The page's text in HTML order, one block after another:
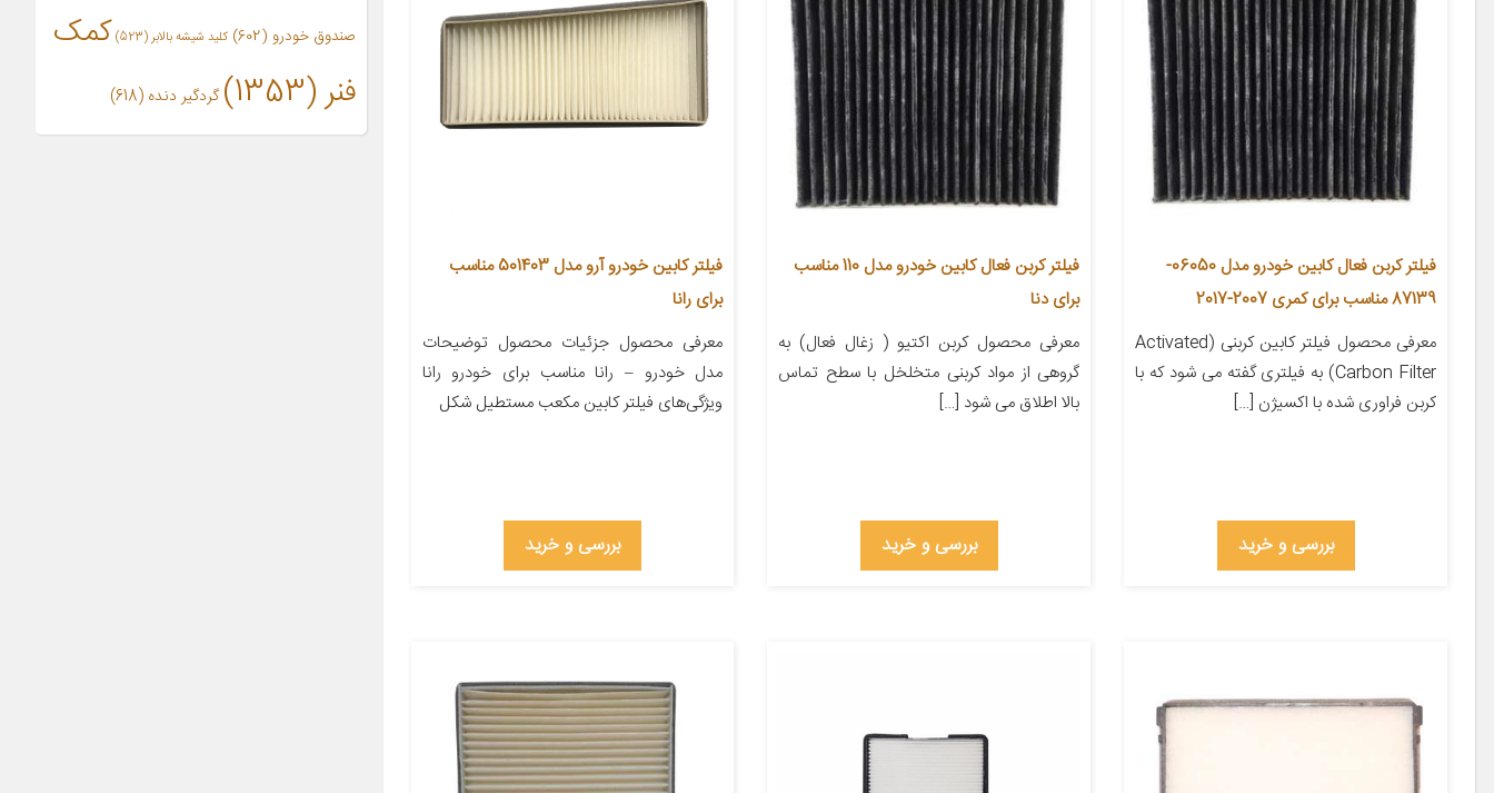
فیلتر کربن فعال کابین خودرو مدل 06050-
87139 مناسب برای کمری 2007-2017
معرفی محصول فیلتر کابین کربنی (Activated
Carbon Filter) به فیلتری گفته می شود که با
کربن فراوری شده با اکسیژن […]
بررسی و خرید
فیلتر کربن فعال کابین خودرو مدل 110 مناسب
برای دنا
معرفی محصول کربن اکتیو ( زغال فعال) به
گروهی از مواد کربنی متخلخل با سطح تماس
بالا اطلاق می شود […]
بررسی و خرید
فیلتر کابین خودرو آرو مدل 501403 مناسب
برای رانا
معرفی محصول جزئیات محصول توضیحات
مدل خودرو – رانا مناسب برای خودرو رانا
ویژگی‌های فیلتر کابین مکعب مستطیل شکل
بررسی و خرید
صندوق خودرو (602) کلید شیشه بالابر(523)
کمک
فنر(1353) گردگیر دنده (618)